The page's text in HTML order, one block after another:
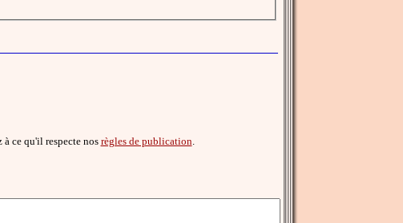
à ce qu'il respecte nos règles de publication